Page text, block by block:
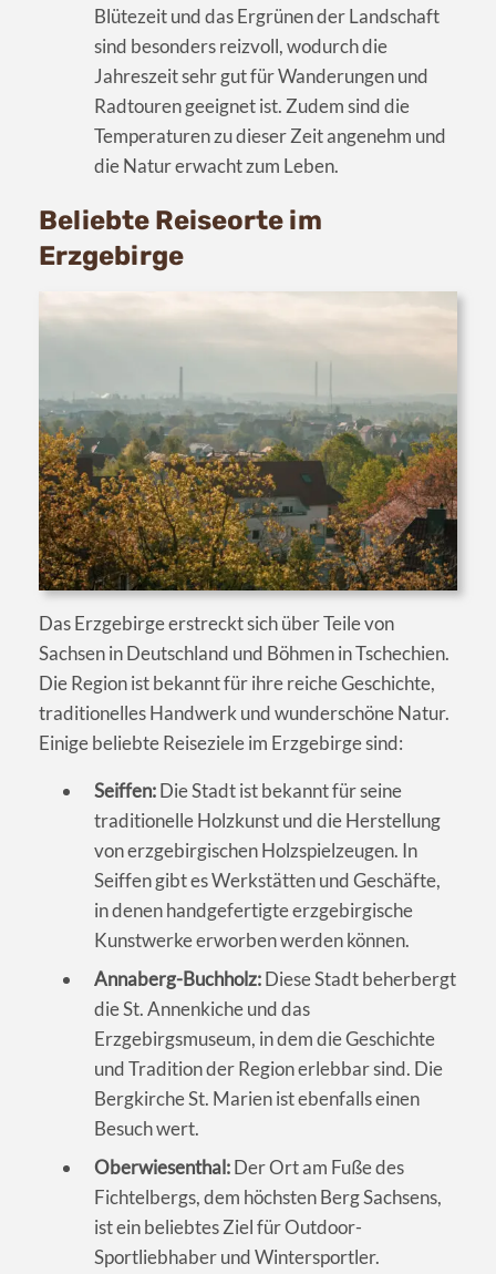
Blütezeit und das Ergrünen der Landschaft
sind besonders reizvoll, wodurch die
Jahreszeit sehr gut für Wanderungen und
Radtouren geeignet ist. Zudem sind die
Temperaturen zu dieser Zeit angenehm und
die Natur erwacht zum Leben.
Beliebte Reiseorte im
Erzgebirge
Das Erzgebirge erstreckt sich über Teile von
Sachsen in Deutschland und Böhmen in Tschechien.
Die Region ist bekannt für ihre reiche Geschichte,
traditionelles Handwerk und wunderschöne Natur.
Einige beliebte Reiseziele im Erzgebirge sind:
Seiffen:Die Stadt ist bekannt für seine
traditionelle Holzkunst und die Herstellung
von erzgebirgischen Holzspielzeugen. In
Seiffen gibt es Werkstätten und Geschäfte,
in denen handgefertigte erzgebirgische
Kunstwerke erworben werden können.
Annaberg-Buchholz:Diese Stadt beherbergt
die St. Annenkiche und das
Erzgebirgsmuseum, in dem die Geschichte
und Tradition der Region erlebbar sind. Die
Bergkirche St. Marien ist ebenfalls einen
Besuch wert.
Oberwiesenthal:Der Ort am Fuße des
Fichtelbergs, dem höchsten Berg Sachsens,
ist ein beliebtes Ziel für Outdoor-
Sportliebhaber und Wintersportler.